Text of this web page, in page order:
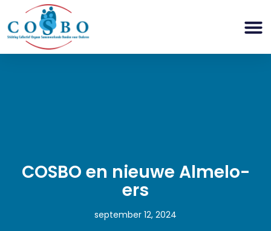
COSBO en nieuwe Almelo-
ers
september 12, 2024